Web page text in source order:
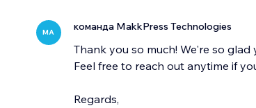
MA команда MakkPress Technologies
Thank you so much! We're so
Feel free to reach out anytime if
Regards,